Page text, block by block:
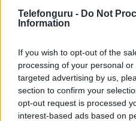
Telefonguru - Do Not
Information
If you wish to opt-out of the
processing of your personal
targeted advertising by us,
section to confirm your
opt-out request is processed
interest-based ads based on
SIM típus
SIM-ek száma
Flight mode
Terület
Funkciók